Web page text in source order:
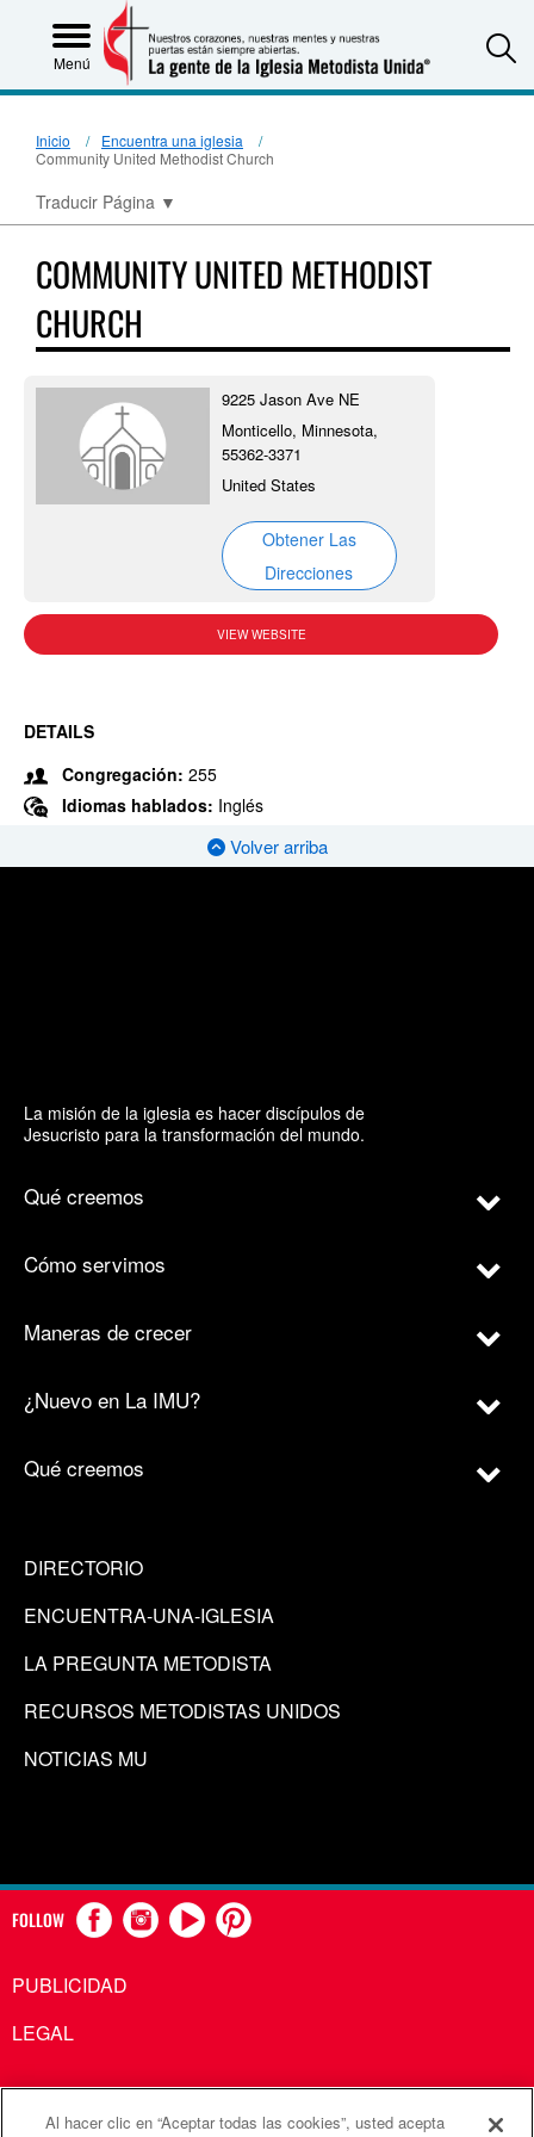
Menú
Inicio
Encuentra una iglesia
Community United Methodist Church
Traducir Página ▼
COMMUNITY UNITED METHODIST
CHURCH
9225 Jason Ave NE
Monticello, Minnesota,
55362-3371
United States
Obtener Las
Direcciones
VIEW WEBSITE
DETAILS
Congregación: 255
Idiomas hablados: Inglés
Volver arriba
La misión de la iglesia es hacer discípulos de
Jesucristo para la transformación del mundo.
Qué creemos
Cómo servimos
Maneras de crecer
¿Nuevo en La IMU?
Qué creemos
DIRECTORIO
ENCUENTRA-UNA-IGLESIA
LA PREGUNTA METODISTA
RECURSOS METODISTAS UNIDOS
NOTICIAS MU
FOLLOW
PUBLICIDAD
LEGAL
Al hacer clic en “Aceptar todas las cookies”, usted acepta